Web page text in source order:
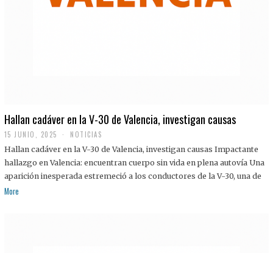
Hallan cadáver en la V-30 de Valencia, investigan causas
15 JUNIO, 2025 NOTICIAS
Hallan cadáver en la V-30 de Valencia, investigan causas Impactante
hallazgo en Valencia: encuentran cuerpo sin vida en plena autovía Una
aparición inesperada estremeció a los conductores de la V-30, una de
More